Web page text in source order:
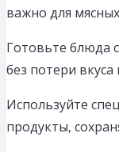
важно для
Готовьте блюда
без потери вкуса
Используйте
продукты,